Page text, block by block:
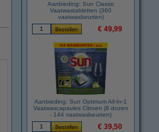
Aanbieding: Sun Classic
Vaatwastabletten (360
vaatwasbeurten)
€ 49,99
Aanbieding: Sun Optimum All-In-1
Vaatwascapsules Citroen (8 dozen
- 144 vaatwasbeurten)
€ 39,50